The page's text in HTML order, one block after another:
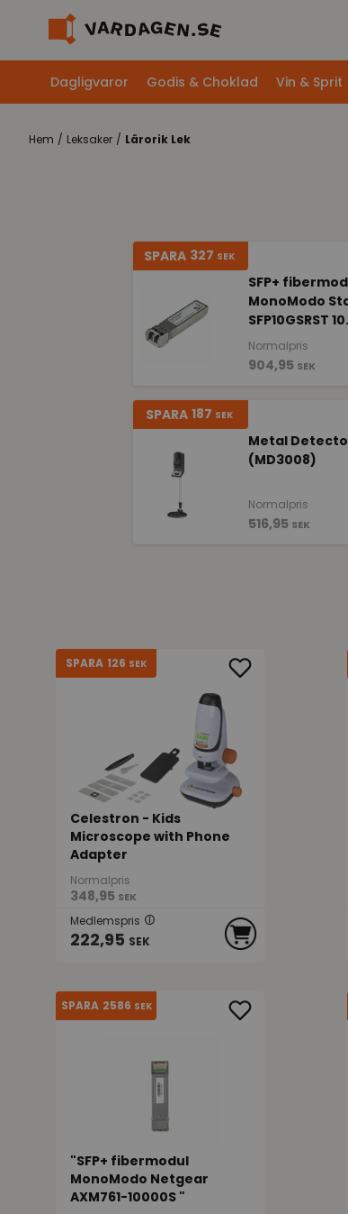
Dagligvaror Godis & Choklad Vin & Sprit
Hem / Leksaker / Lärorik Lek
SPARA 327 SEK
SFP+
MonoModo
SFP10GSRST
Normalpris
904,95 SEK
SPARA 187 SEK
Metal
(MD3008)
Normalpris
516,95 SEK
SPARA 126 SEK
Celestron - Kids
Microscope with Phone
Adapter
Normalpris
348,95 SEK
Medlemspris
222,95 SEK
SPARA 2586 SEK
"SFP+ fibermodul
MonoModo Netgear
AXM761-10000S "